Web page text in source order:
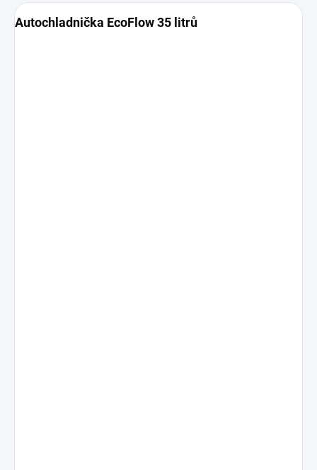
Autochladnička EcoFlow 35 litrů